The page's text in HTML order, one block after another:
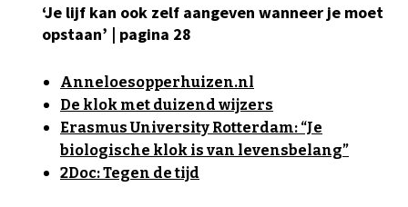
‘Je lijf kan ook zelf aangeven wanneer je moet
opstaan’ | pagina 28
Anneloesopperhuizen.nl
De klok met duizend wijzers
Erasmus University Rotterdam: “Je
biologische klok is van levensbelang”
2Doc: Tegen de tijd